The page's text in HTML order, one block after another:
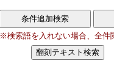
※検索語を入れない場合、全件